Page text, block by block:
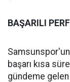
BAŞARILI
başarı kısa
gündeme gelen